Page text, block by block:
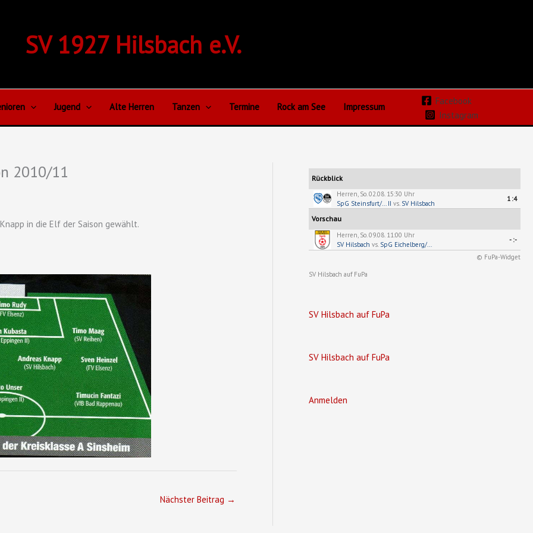
SV 1927 Hilsbach e.V.
Jugend Alte Herren Tanzen Termine Rock am See Impressum
Facebook
Instagram
2010/11
in die Elf der Saison gewählt.
Nächster Beitrag →
Rückblick
Herren, So. 02.08. 15:30 Uhr
SpG Steinsfurt/... II vs. SV Hilsbach
1:4
Vorschau
Herren, So. 09.08. 11:00 Uhr
SV Hilsbach vs. SpG Eichelberg/...
-:-
© FuPa-Widget
SV Hilsbach auf FuPa
SV Hilsbach auf FuPa
SV Hilsbach auf FuPa
Anmelden